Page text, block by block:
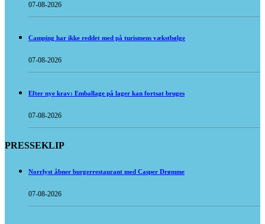
07-08-2026
Camping har ikke reddet med på turismens vækstbølge
07-08-2026
Efter nye krav: Emballage på lager kan fortsat bruges
07-08-2026
PRESSEKLIP
Norrlyst åbner burgerrestaurant med Casper Drømme
07-08-2026